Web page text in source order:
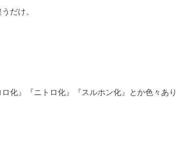
だけ。
化』『ニトロ化』『スルホン化』とか色々あり